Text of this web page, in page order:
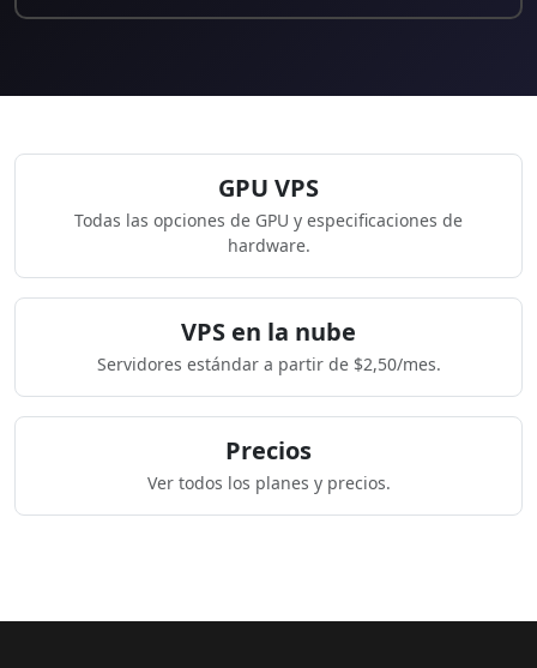
GPU VPS
Todas las opciones de GPU y especificaciones de
hardware.
VPS en la nube
Servidores estándar a partir de $2,50/mes.
Precios
Ver todos los planes y precios.